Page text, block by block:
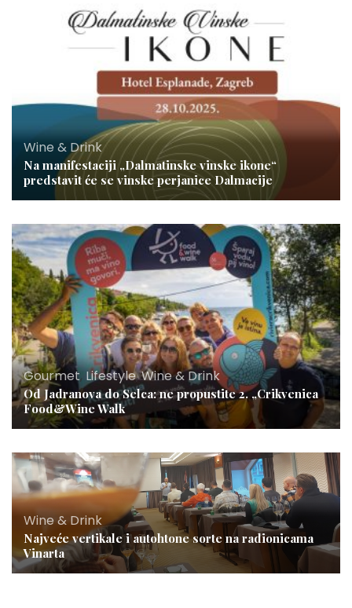
Wine & Drink
Na manifestaciji „Dalmatinske vinske ikone“
predstavit će se vinske perjanice Dalmacije
Gourmet, Lifestyle,Wine & Drink
Od Jadranova do Selca: ne propustite 2. „Crikvenica
Food&Wine Walk
Wine & Drink
Najveće vertikale i autohtone sorte na radionicama
Vinarta